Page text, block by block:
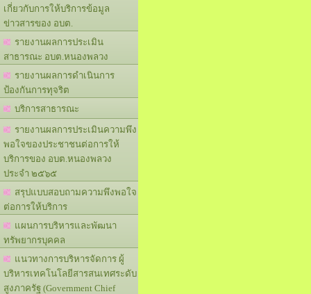
เกี่ยวกับการให้บริการข้อมูล
ข่าวสารของ อบต.
รายงานผลการประเมิน
สาธารณะ อบต.หนองพลวง
รายงานผลการดำเนินการ
ป้องกันการทุจริต
บริการสาธารณะ
รายงานผลการประเมินความพึง
พอใจของประชาชนต่อการให้
บริการของ อบต.หนองพลวง
ประจำ ๒๕๖๕
สรุปแบบสอบถามความพึงพอใจ
ต่อการให้บริการ
แผนการบริหารและพัฒนา
ทรัพยากรบุคคล
แนวทางการบริหารจัดการ ผู้
บริหารเทคโนโลยีสารสนเทศระดับ
สูงภาครัฐ (Government Chief